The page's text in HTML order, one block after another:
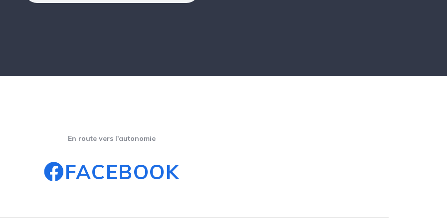
En route vers l'autonomie
FACEBOOK